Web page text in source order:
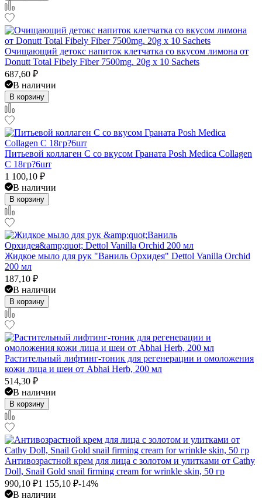
Очищающий детокс напиток клетчатка со вкусом лимона от
Donutt Total Fibely Fiber 7500mg. 20g x 10 Sachets
687,60 ₽
В наличии
В корзину
Питьевой коллаген С со вкусом Граната Posh Medica Collagen
C 18гр?6шт
1 100,10 ₽
В наличии
В корзину
Жидкое мыло для рук "Ваниль Орхидея" Dettol Vanilla Orchid
200 мл
187,10 ₽
В наличии
В корзину
Растительный лифтинг-тоник для регенерации и омоложения
кожи лица и шеи от Abhai Herb, 200 мл
514,30 ₽
В наличии
В корзину
Антивозрастной крем для лица с золотом и улитками от Cathy
Doll, Snail Gold snail firming cream for wrinkle skin, 50 гр
990,10 ₽1 155,10 ₽-14%
В наличии